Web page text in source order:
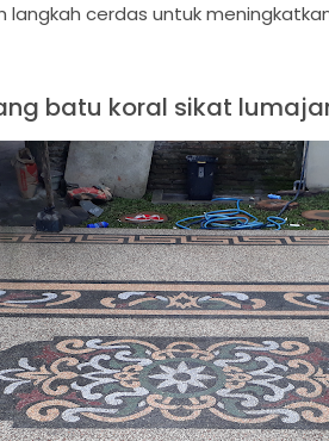
cerdas untuk
batu koral sikat